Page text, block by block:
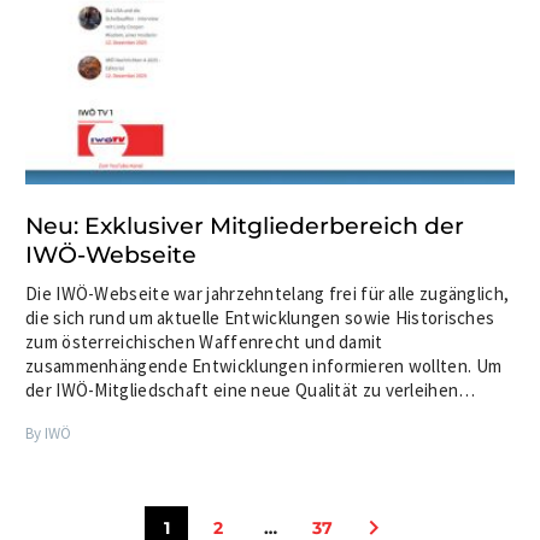
Neu: Exklusiver Mitgliederbereich der
IWÖ-Webseite
Die IWÖ-Webseite war jahrzehntelang frei für alle zugänglich,
die sich rund um aktuelle Entwicklungen sowie Historisches
zum österreichischen Waffenrecht und damit
zusammenhängende Entwicklungen informieren wollten. Um
der IWÖ-Mitgliedschaft eine neue Qualität zu verleihen…
By IWÖ
1 2 … 37